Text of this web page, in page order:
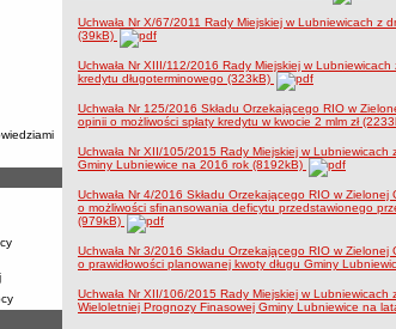
Uchwała Nr X/67/2011 Rady Miejskiej w Lubniewicach z
(39kB)
Uchwała Nr XIII/112/2016 Rady Miejskiej w
kredytu długoterminowego (323kB)
Uchwała Nr 125/2016 Składu Orzekającego RIO w
opinii o możliwości spłaty kredytu w kwocie 2 mlm zł
Uchwała Nr XII/105/2015 Rady Miejskiej w
Gminy Lubniewice na 2016 rok (8192kB)
Uchwała Nr 4/2016 Składu Orzekającego RIO w
o możliwości sfinansowania deficytu przedstawionego
(979kB)
Uchwała Nr 3/2016 Składu Orzekającego RIO w
o prawidłowości planowanej kwoty długu Gminy
Uchwała Nr XII/106/2015 Rady Miejskiej w
Wieloletniej Prognozy Finasowej Gminy Lubniewice na